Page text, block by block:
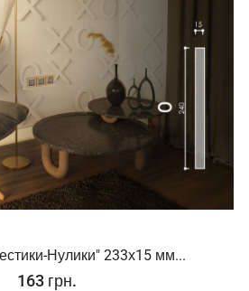
Нулики" 233х15 мм...
163 грн.